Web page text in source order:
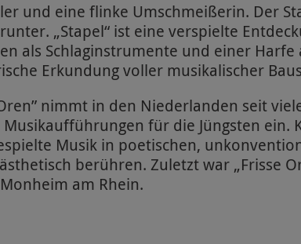
und eine flinke Umschmeißerin. Der
„Stapel“ ist eine verspielte
als Schlaginstrumente und einer
Erkundung voller musikalischer
nimmt in den Niederlanden seit
für die Jüngsten ein.
Musik in poetischen,
berühren. Zuletzt war „Frisse
am Rhein.